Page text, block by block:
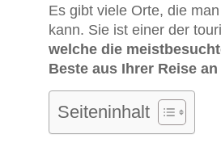
Es gibt viele Orte, die
kann. Sie ist einer der
welche die
Beste aus Ihrer Reise
Seiteninhalt